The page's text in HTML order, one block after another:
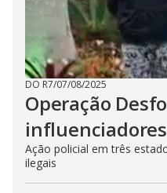
DO R7/07/08/2025
Operação
Ação policial em três
ilegais